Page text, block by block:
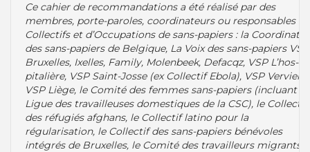
Ce cahier de recommandations a été réalisé par des
membres, porte-paroles, coordinateurs ou responsables de
Collectifs et d’Occupations de sans-papiers : la
des sans-papiers de Belgique, La Voix des sans-papiers VSP
Bruxelles, Ixelles, Family, Molenbeek, Defacqz, VSP L’hos-
pitalière, VSP Saint-Josse (ex Collectif Ebola), VSP Verviers,
VSP Liège, le Comité des femmes sans-papiers (incluant la
Ligue des travailleuses domestiques de la CSC), le Collectif
des réfugiés afghans, le Collectif latino pour la
régularisation, le Collectif des sans-papiers bénévoles
intégrés de Bruxelles, le Comité des travailleurs migrants